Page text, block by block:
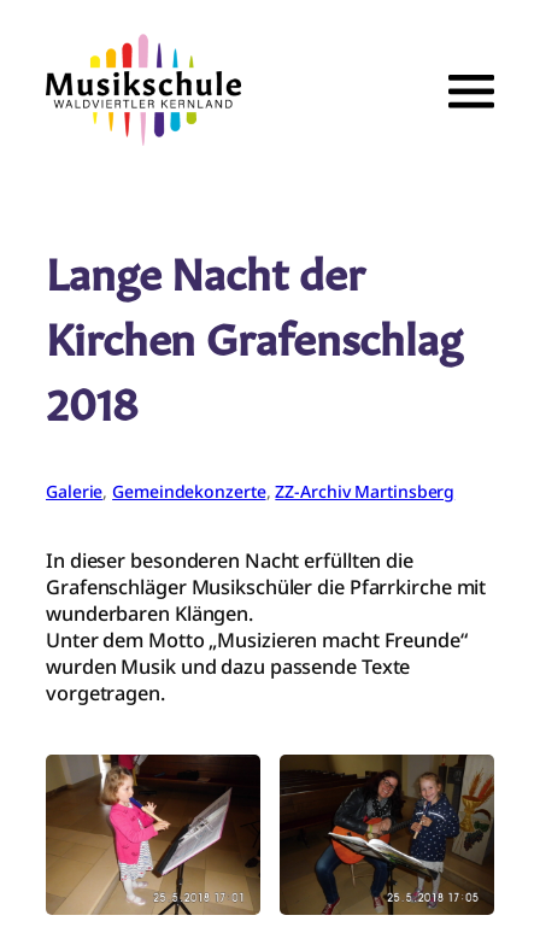
springen
Lange Nacht der
Kirchen Grafenschlag
2018
Galerie, Gemeindekonzerte, ZZ-Archiv Martinsberg
In dieser besonderen Nacht erfüllten die
Grafenschläger Musikschüler die Pfarrkirche mit
wunderbaren Klängen.
Unter dem Motto „Musizieren macht Freunde“
wurden Musik und dazu passende Texte
vorgetragen.